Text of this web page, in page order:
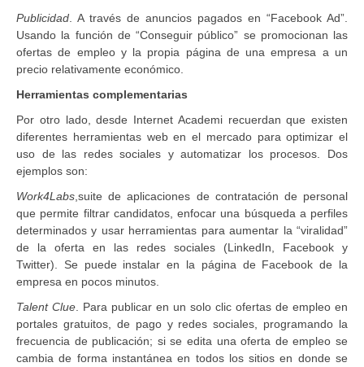
Publicidad . A través de anuncios pagados en “Facebook Ad”.
Usando la función de “Conseguir público” se promocionan las
ofertas de empleo y la propia página de una empresa a un
precio relativamente económico.
Herramientas complementarias
Por otro lado, desde Internet Academi recuerdan que existen
diferentes herramientas web en el mercado para optimizar el
uso de las redes sociales y automatizar los procesos. Dos
ejemplos son:
Work4Labs ,suite de aplicaciones de contratación de personal
que permite filtrar candidatos, enfocar una búsqueda a perfiles
determinados y usar herramientas para aumentar la “viralidad”
de la oferta en las redes sociales (LinkedIn, Facebook y
Twitter). Se puede instalar en la página de Facebook de la
empresa en pocos minutos.
Talent Clue . Para publicar en un solo clic ofertas de empleo en
portales gratuitos, de pago y redes sociales, programando la
frecuencia de publicación; si se edita una oferta de empleo se
cambia de forma instantánea en todos los sitios en donde se